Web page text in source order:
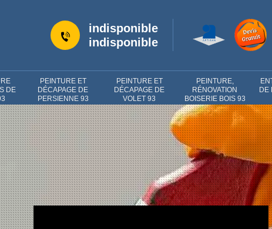
indisponible
indisponible
DE
PEINTURE ET
DÉCAPAGE DE
PERSIENNE 93
PEINTURE ET
DÉCAPAGE DE
VOLET 93
PEINTURE,
RÉNOVATION
BOISERIE BOIS 93
DE